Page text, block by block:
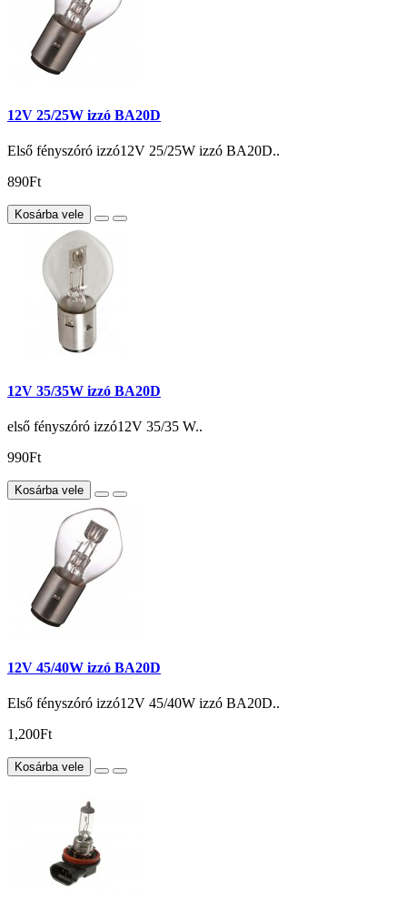
12V 25/25W izzó BA20D
Első fényszóró izzó12V 25/25W izzó BA20D..
890Ft
Kosárba vele
12V 35/35W izzó BA20D
első fényszóró izzó12V 35/35 W..
990Ft
Kosárba vele
12V 45/40W izzó BA20D
Első fényszóró izzó12V 45/40W izzó BA20D..
1,200Ft
Kosárba vele